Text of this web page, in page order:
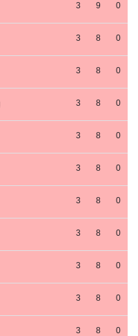
3 9 0
3 8 0
3 8 0
3 8 0
3 8 0
3 8 0
3 8 0
3 8 0
3 8 0
3 8 0
3 8 0